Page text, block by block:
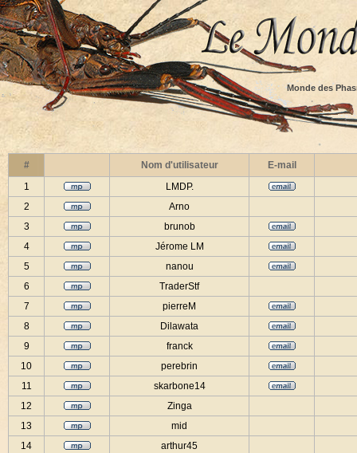
Monde des
# Nom d'utilisateur
E-mail
1
LMDP.
2
Arno
3
brunob
4
Jérome LM
5
nanou
6
TraderStf
7
pierreM
8
Dilawata
9
franck
10
perebrin
11
skarbone14
12
Zinga
13
mid
14
arthur45